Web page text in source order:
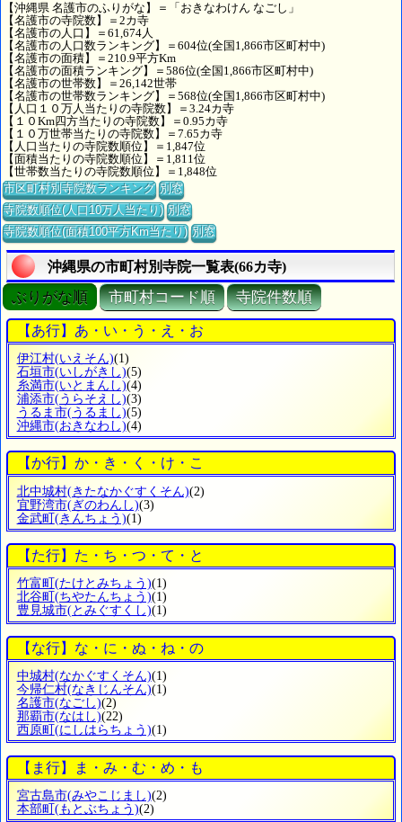
【沖縄県 名護市のふりがな】＝「おきなわけん なごし」
【名護市の寺院数】＝2カ寺
【名護市の人口】＝61,674人
【名護市の人口数ランキング】＝604位(全国1,866市区町村中)
【名護市の面積】＝210.9平方Km
【名護市の面積ランキング】＝586位(全国1,866市区町村中)
【名護市の世帯数】＝26,142世帯
【名護市の世帯数ランキング】＝568位(全国1,866市区町村中)
【人口１０万人当たりの寺院数】＝3.24カ寺
【１０Km四方当たりの寺院数】＝0.95カ寺
【１０万世帯当たりの寺院数】＝7.65カ寺
【人口当たりの寺院数順位】＝1,847位
【面積当たりの寺院数順位】＝1,811位
【世帯数当たりの寺院数順位】＝1,848位
市区町村別寺院数ランキング 別窓
寺院数順位(人口10万人当たり) 別窓
寺院数順位(面積100平方Km当たり) 別窓
沖縄県の市町村別寺院一覧表(66カ寺)
ぶりがな順 市町村コード順 寺院件数順
【あ行】あ・い・う・え・お
伊江村(いえそん)(1)
石垣市(いしがきし)(5)
糸満市(いとまんし)(4)
浦添市(うらそえし)(3)
うるま市(うるまし)(5)
沖縄市(おきなわし)(4)
【か行】か・き・く・け・こ
北中城村(きたなかぐすくそん)(2)
宜野湾市(ぎのわんし)(3)
金武町(きんちょう)(1)
【た行】た・ち・つ・て・と
竹富町 (たけとみちょう)(1)
北谷町 (ちやたんちょう)(1)
豊見城市(とみぐすくし)(1)
【な行】な・に・ぬ・ね・の
中城村(なかぐすくそん)(1)
今帰仁村(なきじんそん)(1)
名護市(なごし)(2)
那覇市(なはし)(22)
西原町 (にしはらちょう)(1)
【ま行】ま・み・む・め・も
宮古島市(みやこじまし)(2)
本部町 (もとぶちょう)(2)